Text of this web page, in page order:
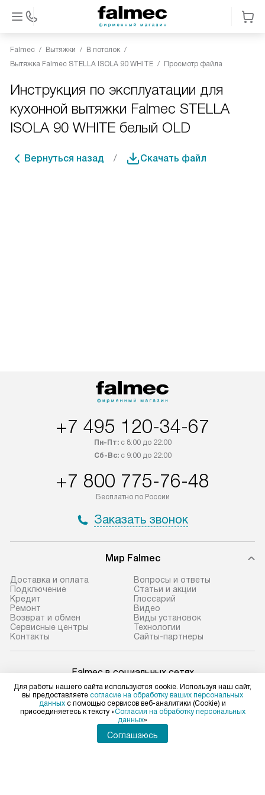
Falmec Вытяжки
В потолок
Вытяжка Falmec STELLA ISOLA 90 WHITE
Просмотр файла
Инструкция по эксплуатации для
кухонной вытяжки Falmec STELLA
ISOLA 90 WHITE белый OLD
Вернуться назад Скачать файл
+7 495 120-34-67
Пн-Пт:с 8:00 до 22:00
Сб-Вс:с 9:00 до 22:00
+7 800 775-76-48
Бесплатно по России
Заказать звонок
Мир Falmec
Доставка и оплата
Подключение
Кредит
Ремонт
Возврат и обмен
Сервисные центры
Контакты
Вопросы и ответы
Статьи и акции
Глоссарий
Видео
Виды установок
Технологии
Сайты-партнеры
Falmec в социальных сетях
Для физических лиц
shop@falmec-home.ru
Для юридических лиц
Для работы нашего сайта используются cookie. Используя наш сайт,
вы предоставляете согласие на обработку ваших персональных
данных с помощью сервисов веб-аналитики (Cookie) и
присоединяетесь к тексту «Согласия на обработку персональных
данных»
Соглашаюсь